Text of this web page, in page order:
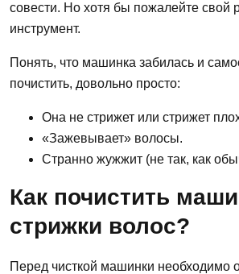
совести. Но хотя бы пожалейте свой
инструмент.
Понять, что машинка забилась и
почистить, довольно просто:
Она не стрижет или стрижет
«Зажевывает» волосы.
Странно жужжит (не так, как
Как почистить
стрижки волос?
Перед чисткой машинки необходимо